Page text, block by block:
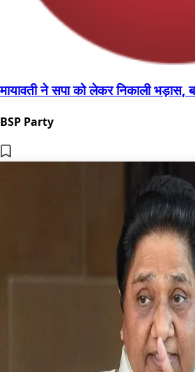
मायावती ने सपा को लेकर निकाली भड़ास,
BSP Party